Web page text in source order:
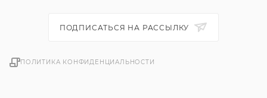
ПОДПИСАТЬСЯ НА РАССЫЛКУ
ПОЛИТИКА КОНФИДЕНЦИАЛЬНОСТИ